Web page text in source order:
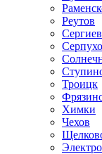
Реутов
Троицк
Химки
Чехов